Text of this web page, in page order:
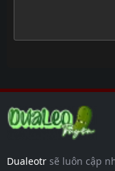
Dualeotr sẽ luôn cập